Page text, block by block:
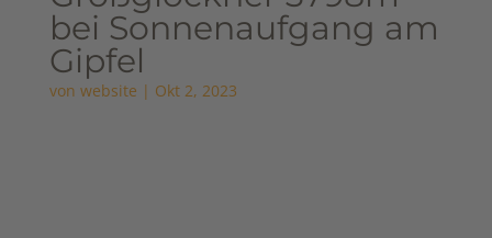
bei Sonnenaufgang am
Gipfel
von website | Okt 2, 2023